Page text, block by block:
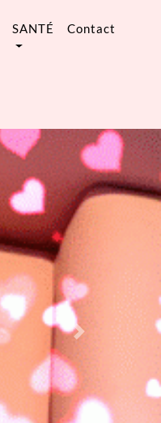
SANTÉ Contact
Next